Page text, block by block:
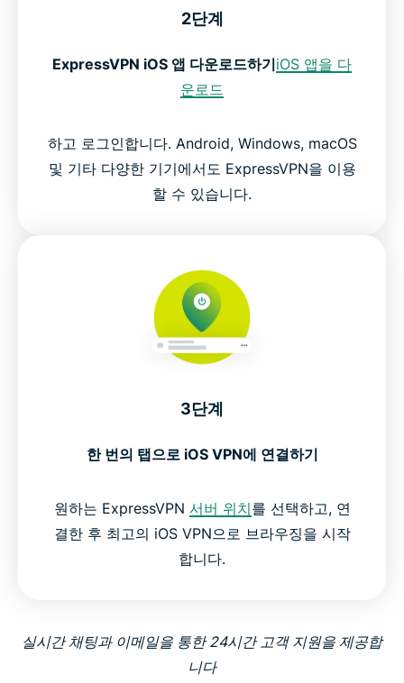
2단계
ExpressVPN iOS 앱 다운로드하기iOS 앱을 다
운로드
하고 로그인합니다. Android, Windows, macOS
및 기타 다양한 기기에서도 ExpressVPN을 이용
할 수 있습니다.
3단계
한 번의 탭으로 iOS VPN에 연결하기
원하는 ExpressVPN 서버 위치를 선택하고, 연
결한 후 최고의 iOS VPN으로 브라우징을 시작
합니다.
실시간 채팅과 이메일을 통한 24시간 고객 지원을 제공합
니다